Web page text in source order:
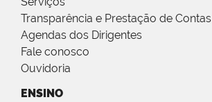
Transparência e Prestação de Contas
Agendas dos Dirigentes
Fale conosco
Ouvidoria
ENSINO